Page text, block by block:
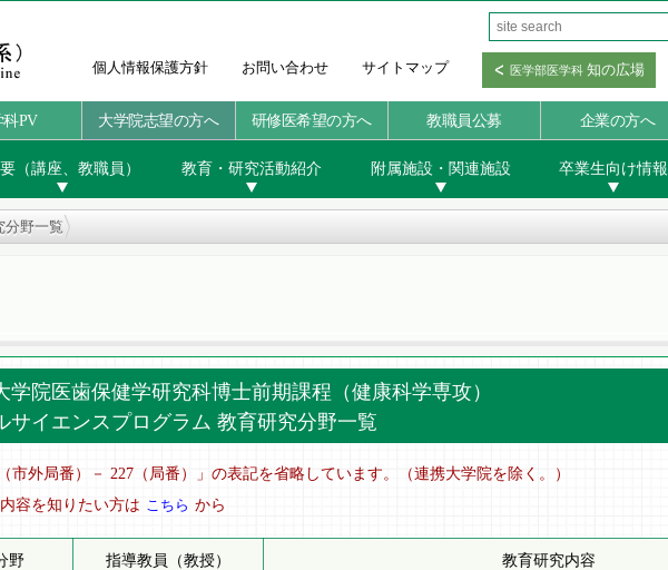
個人情報保護方針 お問い合わせ サイトマップ 医学部医学科 知の広場
科PV 大学院志望の方へ 研修医希望の方へ 教職員公募 企業の方へ
（講座、教職員） 教育・研究活動紹介 附属施設・関連施設 卒業生向け情報
分野一覧
学院医歯保健学研究科博士前期課程（健康科学専攻）
サイエンスプログラム 教育研究分野一覧
市外局番）－ 227（局番）」の表記を省略しています。（連携大学院を除く。）
容を知りたい方は こちら から
野 指導教員（教授） 教育研究内容